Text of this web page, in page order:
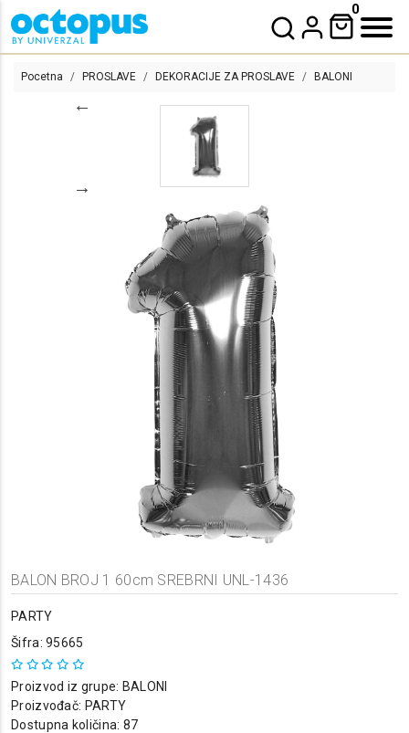
0
Pocetna PROSLAVE DEKORACIJE ZA PROSLAVE BALONI
BALON BROJ 1 60cm SREBRNI UNL-1436
PARTY
Šifra: 95665
Proizvod iz grupe: BALONI
Proizvođač: PARTY
Dostupna količina: 87